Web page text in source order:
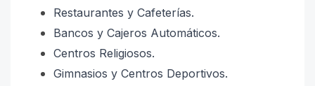
Restaurantes y Cafeterías.
Bancos y Cajeros Automáticos.
Centros Religiosos.
Gimnasios y Centros Deportivos.